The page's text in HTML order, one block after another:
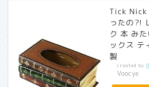
Tick Nick
ったの?!
ク 本 み
ックス テ
製
created by
Voocye